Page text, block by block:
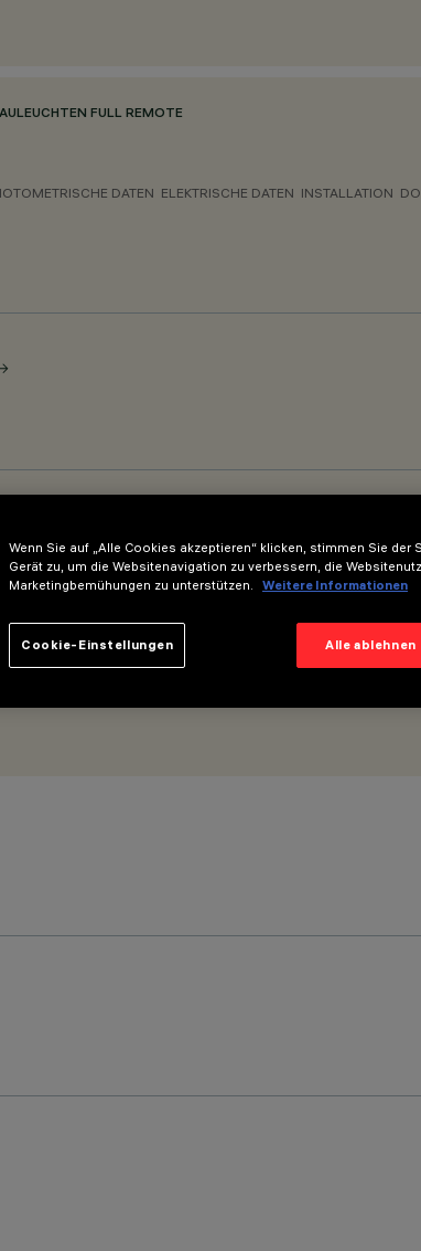
FULL REMOTE
DATEN ELEKTRISCHE DATEN INSTALLATION
- L=625mm - Optik Wall Grazing Spot
Wenn Sie auf „Alle Cookies akzeptieren“ klicken, stimmen Sie der
Gerät zu, um die Websitenavigation zu verbessern, die
Marketingbemühungen zu unterstützen.
Weitere Informationen
Alle ablehnen
Cookie-Einstellungen